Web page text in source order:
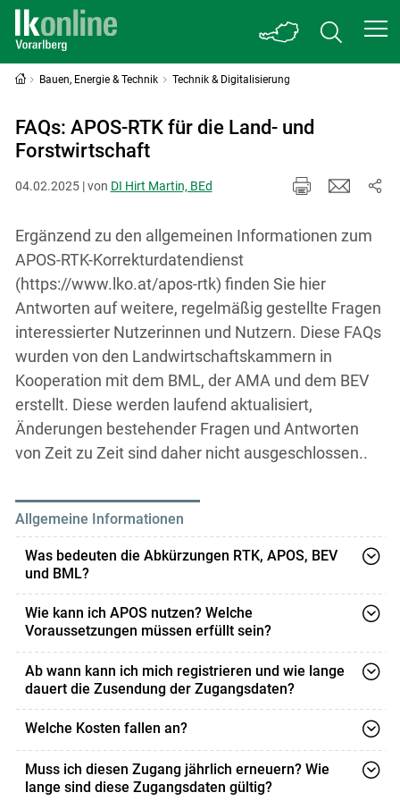
Bauen, Energie & Technik Technik & Digitalisierung
FAQs: APOS-RTK für die Land- und
Forstwirtschaft
04.02.2025 | von DI Hirt Martin, BEd
Ergänzend zu den allgemeinen Informationen zum
APOS-RTK-Korrekturdatendienst
(https://www.lko.at/apos-rtk) finden Sie hier
Antworten auf weitere, regelmäßig gestellte Fragen
interessierter Nutzerinnen und Nutzern. Diese FAQs
wurden von den Landwirtschaftskammern in
Kooperation mit dem BML, der AMA und dem BEV
erstellt. Diese werden laufend aktualisiert,
Änderungen bestehender Fragen und Antworten
von Zeit zu Zeit sind daher nicht ausgeschlossen..
Allgemeine Informationen
Was bedeuten die Abkürzungen RTK, APOS, BEV
und BML?
RTK steht für "Real Time Kinematik“ und bezeichnet die
Methode, mit der unter Nutzung von GNSS-Signalen
Positionierungen mit cm-Genauigkeit in Echtzeit erreicht
werden können. So können beispielsweise
Landmaschinen mit der notwendigen Ausstattung/mit
einem entsprechenden Lenksystem die vorgegebenen
Spurlinien exakt einhalten.
APOS steht für Austrian Positioning Service und ist der
Wie kann ich APOS nutzen? Welche
Voraussetzungen müssen erfüllt sein?
Um den APOS-Korrekturdatendienst nutzen zu können,
benötigen Sie
einen RTK-fähigen GNSS-Empfänger auf der
Landmaschine,
einen geeigneten Mobilfunkvertrag inkl. SIM-Karte,
Ab wann kann ich mich registrieren und wie lange
dauert die Zusendung der Zugangsdaten?
Die Registrierung ist seit 01. Februar 2021 jederzeit
dafür eingerichteten APOS-Kundenportal Ihre RTK-
Zugangsdaten direkt anlegen und bekommen diese
Welche Kosten fallen an?
Der APOS-Korrekturdatendienst für die Land- und
Forstwirtschaft wird als Förderung zur Verfügung
Muss ich diesen Zugang jährlich erneuern? Wie
lange sind diese Zugangsdaten gültig?